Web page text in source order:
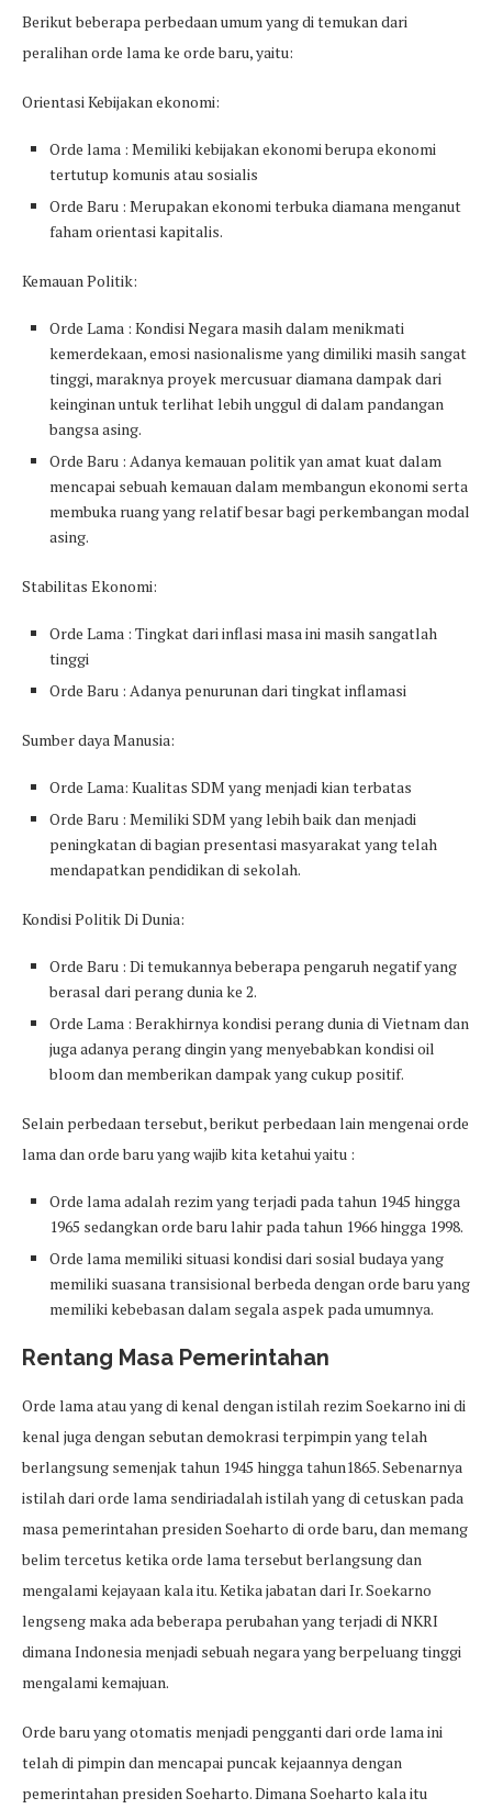
Berikut beberapa perbedaan umum yang di temukan dari
peralihan orde lama ke orde baru, yaitu:
Orientasi Kebijakan ekonomi:
Orde lama : Memiliki kebijakan ekonomi berupa ekonomi
tertutup komunis atau sosialis
Orde Baru : Merupakan ekonomi terbuka diamana menganut
faham orientasi kapitalis.
Kemauan Politik:
Orde Lama : Kondisi Negara masih dalam menikmati
kemerdekaan, emosi nasionalisme yang dimiliki masih sangat
tinggi, maraknya proyek mercusuar diamana dampak dari
keinginan untuk terlihat lebih unggul di dalam pandangan
bangsa asing.
Orde Baru : Adanya kemauan politik yan amat kuat dalam
mencapai sebuah kemauan dalam membangun ekonomi serta
membuka ruang yang relatif besar bagi perkembangan modal
asing.
Stabilitas Ekonomi:
Orde Lama : Tingkat dari inflasi masa ini masih sangatlah
tinggi
Orde Baru : Adanya penurunan dari tingkat inflamasi
Sumber daya Manusia:
Orde Lama: Kualitas SDM yang menjadi kian terbatas
Orde Baru : Memiliki SDM yang lebih baik dan menjadi
peningkatan di bagian presentasi masyarakat yang telah
mendapatkan pendidikan di sekolah.
Kondisi Politik Di Dunia:
Orde Baru : Di temukannya beberapa pengaruh negatif yang
berasal dari perang dunia ke 2.
Orde Lama : Berakhirnya kondisi perang dunia di Vietnam dan
juga adanya perang dingin yang menyebabkan kondisi oil
bloom dan memberikan dampak yang cukup positif.
Selain perbedaan tersebut, berikut perbedaan lain mengenai orde
lama dan orde baru yang wajib kita ketahui yaitu :
Orde lama adalah rezim yang terjadi pada tahun 1945 hingga
1965 sedangkan orde baru lahir pada tahun 1966 hingga 1998.
Orde lama memiliki situasi kondisi dari sosial budaya yang
memiliki suasana transisional berbeda dengan orde baru yang
memiliki kebebasan dalam segala aspek pada umumnya.
Rentang Masa Pemerintahan
Orde lama atau yang di kenal dengan istilah rezim Soekarno ini di
kenal juga dengan sebutan demokrasi terpimpin yang telah
berlangsung semenjak tahun 1945 hingga tahun1865. Sebenarnya
istilah dari orde lama sendiriadalah istilah yang di cetuskan pada
masa pemerintahan presiden Soeharto di orde baru, dan memang
belim tercetus ketika orde lama tersebut berlangsung dan
mengalami kejayaan kala itu. Ketika jabatan dari Ir. Soekarno
lengseng maka ada beberapa perubahan yang terjadi di NKRI
dimana Indonesia menjadi sebuah negara yang berpeluang tinggi
mengalami kemajuan.
Orde baru yang otomatis menjadi pengganti dari orde lama ini
telah di pimpin dan mencapai puncak kejaannya dengan
pemerintahan presiden Soeharto. Dimana Soeharto kala itu